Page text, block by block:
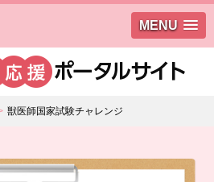
MENU
獣医師国家試験チャレンジ